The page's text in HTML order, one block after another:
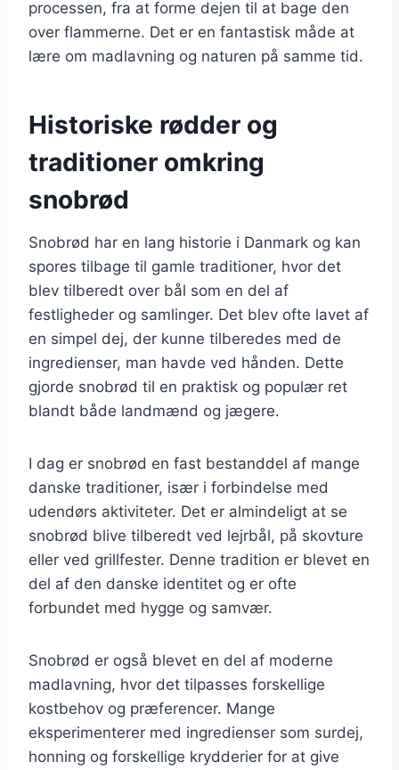
processen, fra at forme dejen til at bage den
over flammerne. Det er en fantastisk måde at
lære om madlavning og naturen på samme tid.
Historiske rødder og
traditioner omkring
snobrød
Snobrød har en lang historie i Danmark og kan
spores tilbage til gamle traditioner, hvor det
blev tilberedt over bål som en del af
festligheder og samlinger. Det blev ofte lavet af
en simpel dej, der kunne tilberedes med de
ingredienser, man havde ved hånden. Dette
gjorde snobrød til en praktisk og populær ret
blandt både landmænd og jægere.
I dag er snobrød en fast bestanddel af mange
danske traditioner, især i forbindelse med
udendørs aktiviteter. Det er almindeligt at se
snobrød blive tilberedt ved lejrbål, på skovture
eller ved grillfester. Denne tradition er blevet en
del af den danske identitet og er ofte
forbundet med hygge og samvær.
Snobrød er også blevet en del af moderne
madlavning, hvor det tilpasses forskellige
kostbehov og præferencer. Mange
eksperimenterer med ingredienser som surdej,
honning og forskellige krydderier for at give